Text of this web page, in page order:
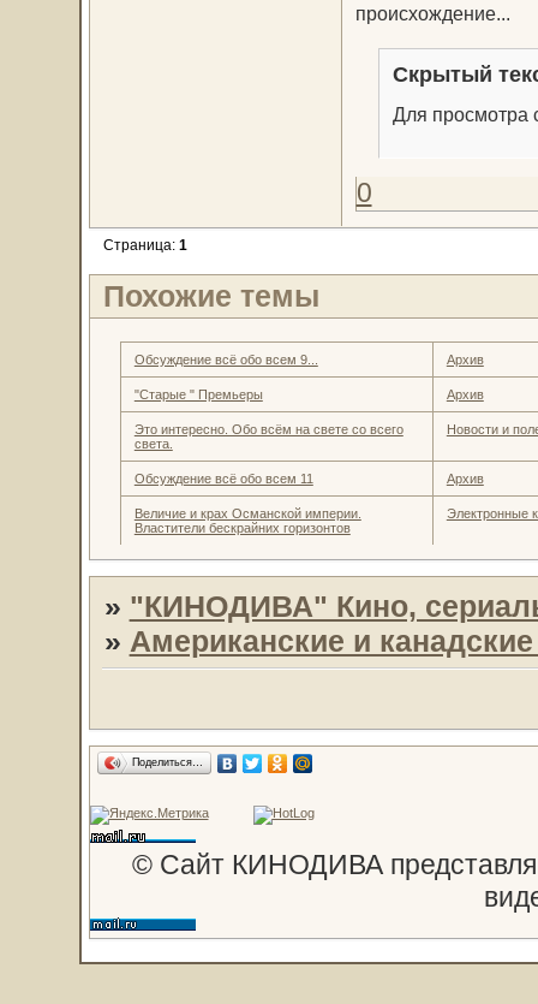
происхождение...
Скрытый
Для просмотра
0
Страница: 1
Похожие темы
Обсуждение всё обо всем 9... Архив
"Старые " Премьеры Архив
Это интересно. Обо всём на свете со всего
света.
Новости и
Обсуждение всё обо всем 11 Архив
Величие и крах Османской империи.
Властители бескрайних горизонтов
Электронные
» "КИНОДИВА" Кино,
» Американские и
Поделиться…
© Сайт КИНОДИВА